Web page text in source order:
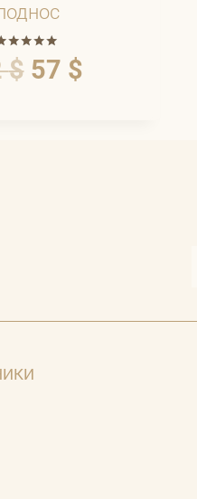
Оценка
5.00
из 5
$ 57 $